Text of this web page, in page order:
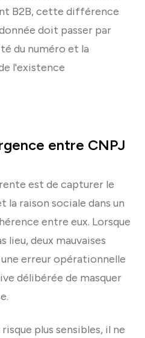
B2B, cette différence
doit passer par
du numéro et la
l'existence
entre CNPJ
est de capturer le
la raison sociale dans un
entre eux. Lorsque
lieu, deux mauvaises
erreur opérationnelle
délibérée de masquer
plus sensibles, il ne